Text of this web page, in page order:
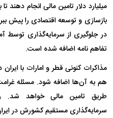
میلیارد دلار تامین مالی انجام دهند
بازسازی و توسعه اقتصادی را پیش
در جلوگیری از سرمایه‌گذاری توسط
تفاهم نامه اضافه شده است.
مذاکرات کنونی قطر و امارات با
هم به آن‌ها اضافه شود. مسئله
طریق تامین مالی خواهد شد.
سرمایه‌گذاری مستقیم کشورش در